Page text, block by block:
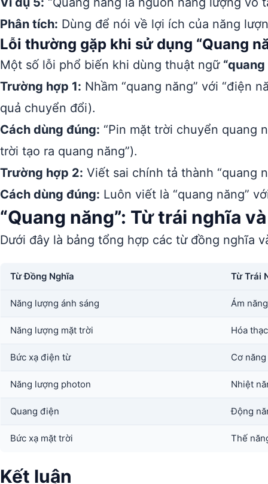
Phân tích: Dùng để nói về lợi ích của năng
Lỗi thường gặp khi sử dụng “Quang
Một số lỗi phổ biến khi dùng thuật ngữ “quang
Trường hợp 1: Nhầm “quang năng” với “điện
quả chuyển đổi).
Cách dùng đúng: “Pin mặt trời chuyển quang
trời tạo ra quang năng”).
Trường hợp 2: Viết sai chính tả thành “quang
Cách dùng đúng: Luôn viết là “quang năng”
“Quang năng”: Từ trái nghĩa
Dưới đây là bảng tổng hợp các từ đồng nghĩa
Từ Đồng Nghĩa Từ Trái
Năng lượng ánh sáng Ám
Năng lượng mặt trời Hóa
Bức xạ điện từ Cơ năng
Năng lượng photon Nhiệt
Quang điện Động
Bức xạ mặt trời Thế
Kết luận